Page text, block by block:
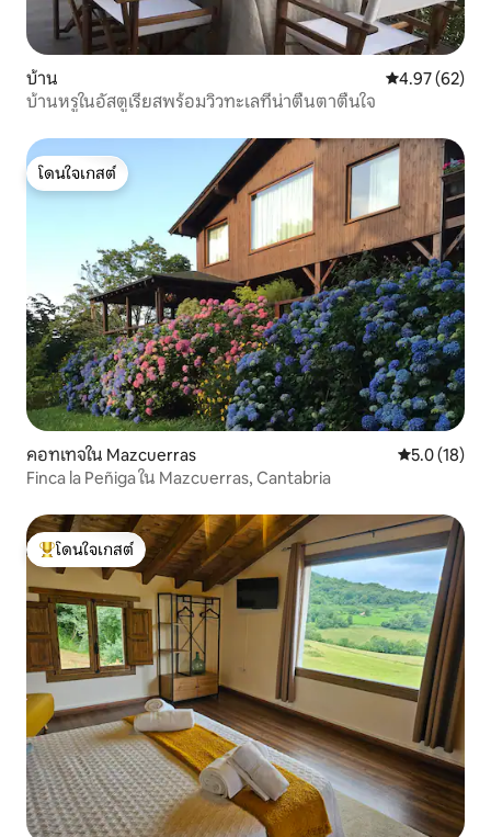
บ้าน คะแนนเฉลี่ย
4.97 (62)
บ้านหรูในอัสตูเรียสพร้อมวิวทะเลที่น่าตื่นตาตื่นใจ
โดนใจเกสต์
โดนใจเกสต์
คอทเทจใน Mazcuerras คะแนนเฉลี่ย
5.0 (18)
Finca la Peñiga ใน Mazcuerras, Cantabria
โดนใจเกสต์ที่สุด
โดนใจเกสต์